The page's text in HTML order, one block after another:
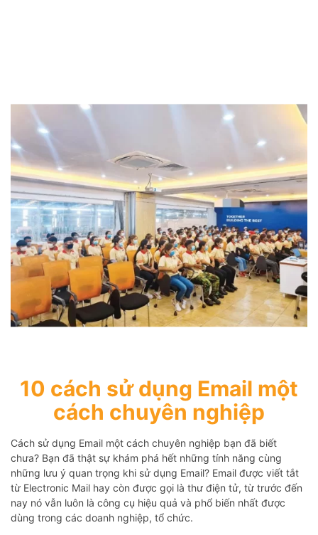
10 cách sử dụng Email một
cách chuyên nghiệp
Cách sử dụng Email một cách chuyên nghiệp bạn đã biết
chưa? Bạn đã thật sự khám phá hết những tính năng cùng
những lưu ý quan trọng khi sử dụng Email? Email được viết tắt
từ Electronic Mail hay còn được gọi là thư điện tử, từ trước đến
nay nó vẫn luôn là công cụ hiệu quả và phổ biến nhất được
dùng trong các doanh nghiệp, tổ chức.